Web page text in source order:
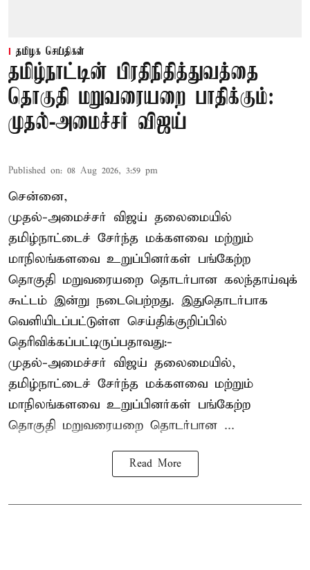
தமிழக செய்திகள்
தமிழ்நாட்டின் பிரதிநிதித்துவத்தை
தொகுதி மறுவரையறை பாதிக்கும்:
முதல்-அமைச்சர் விஜய்
Published on: 08 Aug 2026, 3:59 pm
சென்னை,
முதல்-அமைச்சர் விஜய் தலைமையில்
தமிழ்நாட்டைச் சேர்ந்த மக்களவை மற்றும்
மாநிலங்களவை உறுப்பினர்கள் பங்கேற்ற
தொகுதி மறுவரையறை தொடர்பான கலந்தாய்வுக்
கூட்டம் இன்று நடைபெற்றது. இதுதொடர்பாக
வெளியிடப்பட்டுள்ள செய்திக்குறிப்பில்
தெரிவிக்கப்பட்டிருப்பதாவது:-
முதல்-அமைச்சர் விஜய் தலைமையில்,
தமிழ்நாட்டைச் சேர்ந்த மக்களவை மற்றும்
மாநிலங்களவை உறுப்பினர்கள் பங்கேற்ற
தொகுதி மறுவரையறை தொடர்பான ...
Read More